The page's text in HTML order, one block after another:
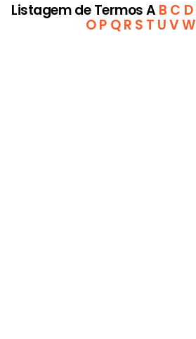
Listagem de Termos A B C D
OP Q R S T UVW